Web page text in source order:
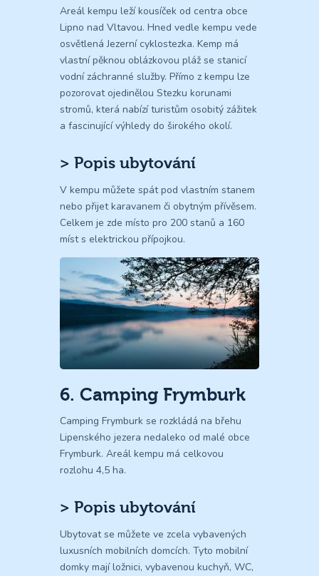
Areál kempu leží kousíček od centra obce
Lipno nad Vltavou. Hned vedle kempu vede
osvětlená Jezerní cyklostezka. Kemp má
vlastní pěknou oblázkovou pláž se stanicí
vodní záchranné služby. Přímo z kempu lze
pozorovat ojedinělou Stezku korunami
stromů, která nabízí turistům osobitý zážitek
a fascinující výhledy do širokého okolí.
> Popis ubytování
V kempu můžete spát pod vlastním stanem
nebo přijet karavanem či obytným přívěsem.
Celkem je zde místo pro 200 stanů a 160
míst s elektrickou přípojkou.
6. Camping Frymburk
Camping Frymburk se rozkládá na břehu
Lipenského jezera nedaleko od malé obce
Frymburk. Areál kempu má celkovou
rozlohu 4,5 ha.
> Popis ubytování
Ubytovat se můžete ve zcela vybavených
luxusních mobilních domcích. Tyto mobilní
domky mají ložnici, vybavenou kuchyň, WC,